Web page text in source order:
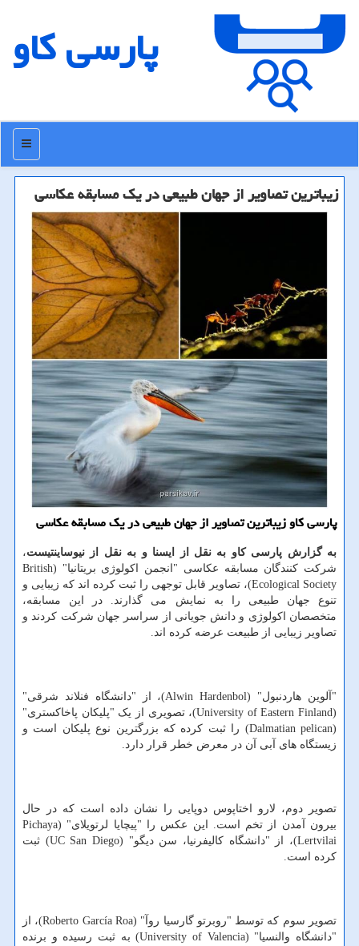
پارسی كاو
منو
زیباترین تصاویر از جهان طبیعی در یك مسابقه عكاسی
پارسی كاو زیباترین تصاویر از جهان طبیعی در یك مسابقه عكاسی
به گزارش پارسی کاو به نقل از ایسنا و به نقل از نیوساینتیست،
شرکت کنندگان مسابقه عکاسی "انجمن اکولوژی بریتانیا" (British
Ecological Society)، تصاویر قابل توجهی را ثبت کرده اند که زیبایی و
تنوع جهان طبیعی را به نمایش می گذارند. در این مسابقه،
متخصصان اکولوژی و دانش جویانی از سراسر جهان شرکت کردند و
تصاویر زیبایی از طبیعت عرضه کرده اند.
"آلوین هاردنبول" (Alwin Hardenbol)، از "دانشگاه فنلاند شرقی"
(University of Eastern Finland)، تصویری از یک "پلیکان پاخاکستری"
(Dalmatian pelican) را ثبت کرده که بزرگترین نوع پلیکان است و
زیستگاه های آبی آن در معرض خطر قرار دارد.
تصویر دوم، لارو اختاپوس دوپایی را نشان داده است که در حال
بیرون آمدن از تخم است. این عکس را "پیچایا لرتویلای" (Pichaya
Lertvilai)، از "دانشگاه کالیفرنیا، سن دیگو" (UC San Diego) ثبت
کرده است.
تصویر سوم که توسط "روبرتو گارسیا روآ" (Roberto García Roa)، از
"دانشگاه والنسیا" (University of Valencia) به ثبت رسیده و برنده